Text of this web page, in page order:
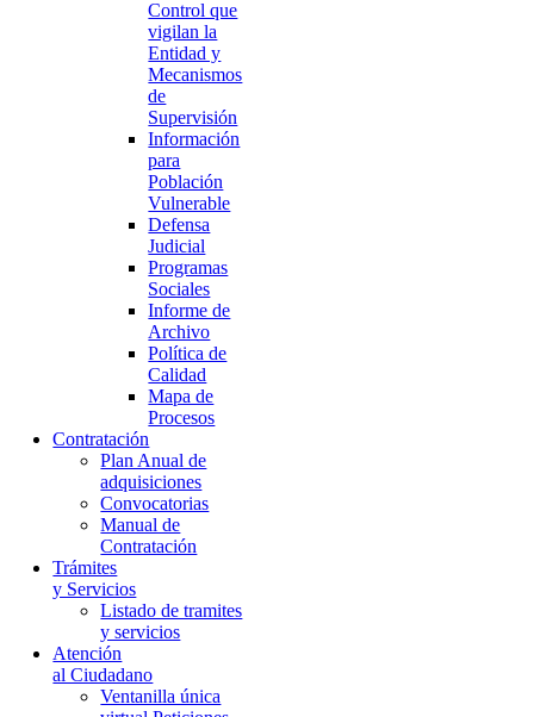
Control que
vigilan la
Entidad y
Mecanismos
de
Supervisión
Información
para
Población
Vulnerable
Defensa
Judicial
Programas
Sociales
Informe de
Archivo
Política de
Calidad
Mapa de
Procesos
Contratación
Plan Anual de
adquisiciones
Convocatorias
Manual de
Contratación
Trámites
y Servicios
Listado de tramites
y servicios
Atención
al Ciudadano
Ventanilla única